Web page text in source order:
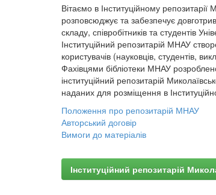
Вітаємо в Інституційному
розповсюджує та забезпечує
складу, співробітників та студентів
Інституційний репозитарій МНАУ
користувачів (науковців, студентів,
Фахівцями бібліотеки МНАУ
інституційний репозитарій
наданих для розміщення в
Положення про репозитарій МНАУ
Авторський договір
Вимоги до матеріалів
Інституційний репозитарій